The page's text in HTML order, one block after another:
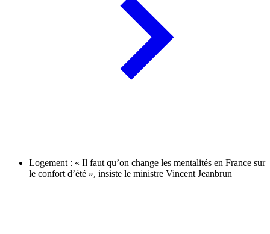
Logement : « Il faut qu’on change les mentalités en France sur
le confort d’été », insiste le ministre Vincent Jeanbrun